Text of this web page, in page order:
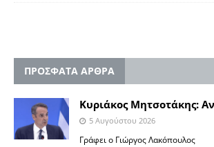
ΠΡΟΣΦΑΤΑ ΑΡΘΡΑ
Κυριάκος Μητσοτάκης:
5 Αυγούστου 2026
Γράφει ο Γιώργος Λακόπουλος